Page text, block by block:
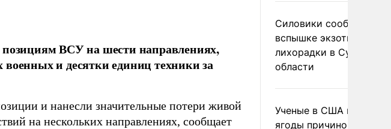
позициям ВСУ на шести направлениях,
и десятки единиц техники за
и нанесли значительные потери живой
на нескольких направлениях, сообщает
Силовики сообщили о
вспышке экзотической
лихорадки в Сумской
области
Ученые в США назвали
ягоды причиной